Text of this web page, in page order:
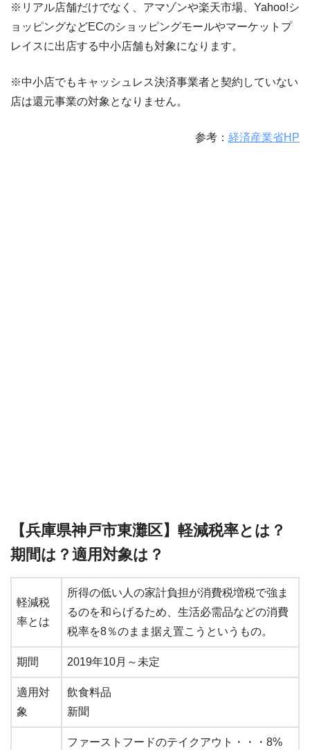
※リアル店舗だけでなく、アマゾンや楽天市場、Yahoo!シ
ョッピングなどECのショッピングモールやマーケットプ
レイスに出店する中小店舗も対象になります。
※中小店でもキャッシュレス決済事業者と契約していない
店は還元事業の対象となりません。
参考： 経済産業省HP
【兵庫県神戸市東灘区】軽減税率とは？
期間は？適用対象は？
軽減税
率とは
所得の低い人の家計負担が消費税増税で強ま
るのを和らげるため、生活必需品などの消費
税率を8％のまま据え置こうというもの。
期間 2019年10月～未定
適用対
象
飲食料品
新聞
ファーストフードのテイクアウト・・・8%